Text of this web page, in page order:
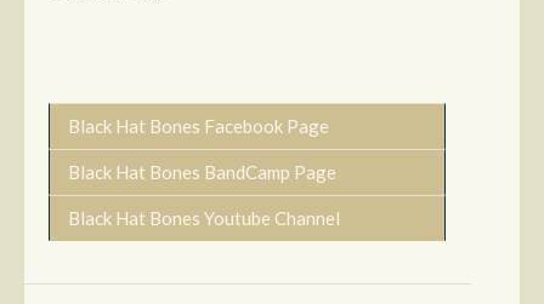
Black Hat Bones Facebook Page
Black Hat Bones BandCamp Page
Black Hat Bones Youtube Channel